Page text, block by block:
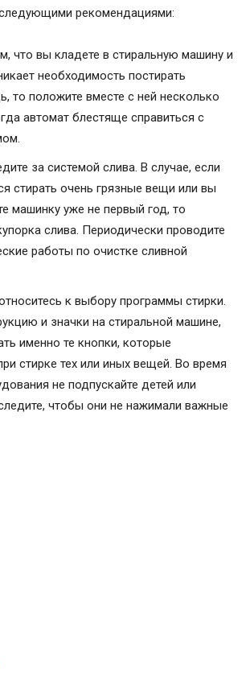
рекомендациями:
что вы кладете в стиральную машину и
необходимость постирать
то положите вместе с ней несколько
автомат блестяще справиться с
за системой слива. В случае, если
стирать очень грязные вещи или вы
машинку уже не первый год, то
слива. Периодически проводите
работы по очистке сливной
к выбору программы стирки.
и значки на стиральной машине,
именно те кнопки, которые
стирке тех или иных вещей. Во время
не подпускайте детей или
чтобы они не нажимали важные